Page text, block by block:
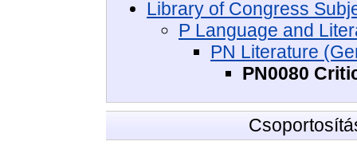
Library of Congress
P Language and
PN Literature
PN0080